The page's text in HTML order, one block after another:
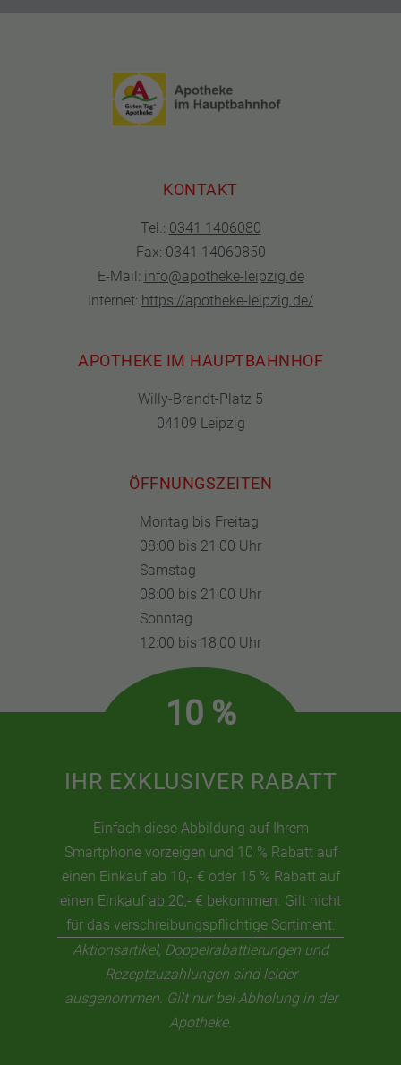
KONTAKT
Tel.: 0341 1406080
Fax: 0341 14060850
E-Mail: info@apotheke-leipzig.de
Internet: https://apotheke-leipzig.de/
APOTHEKE IM HAUPTBAHNHOF
Willy-Brandt-Platz 5
04109 Leipzig
ÖFFNUNGSZEITEN
Montag bis Freitag
08:00 bis 21:00 Uhr
Samstag
08:00 bis 21:00 Uhr
Sonntag
12:00 bis 18:00 Uhr
10 %
IHR EXKLUSIVER RABATT
Einfach diese Abbildung auf Ihrem
Smartphone vorzeigen und 10 % Rabatt auf
einen Einkauf ab 10,- € oder 15 % Rabatt auf
einen Einkauf ab 20,- € bekommen. Gilt nicht
für das verschreibungspflichtige Sortiment.
Aktionsartikel, Doppelrabattierungen und
Rezeptzuzahlungen sind leider
ausgenommen. Gilt nur bei Abholung in der
Apotheke.